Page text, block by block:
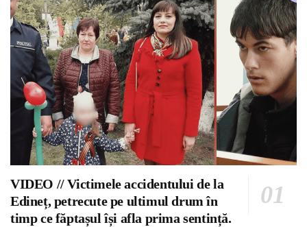
VIDEO // Victimele accidentului de la
Edineț, petrecute pe ultimul drum în
timp ce făptașul își afla prima sentință.